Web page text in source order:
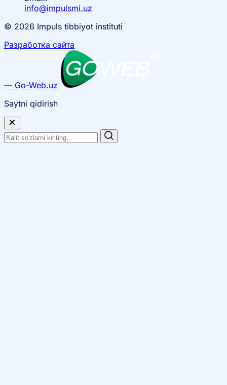
info@impulsmi.uz
© 2026 Impuls tibbiyot instituti
Разработка сайта
— Go-Web.uz
Saytni qidirish